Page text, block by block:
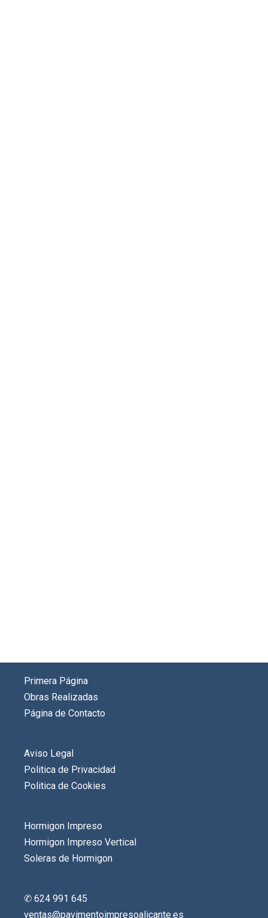
Primera Página
Obras Realizadas
Página de Contacto
Aviso Legal
Politica de Privacidad
Politica de Cookies
Hormigon Impreso
Hormigon Impreso Vertical
Soleras de Hormigon
✆ 624 991 645
ventas@pavimentoimpresoalicante.es